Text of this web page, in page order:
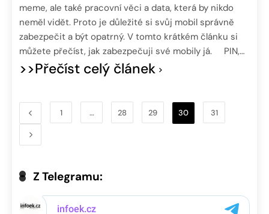
meme, ale také pracovní věci a data, která by nikdo
neměl vidět. Proto je důležité si svůj mobil správně
zabezpečit a být opatrný. V tomto krátkém článku si
můžete přečíst, jak zabezpečuji své mobily já. PIN,…
>>Přečíst celý článek
1 … 28 29 30 31
Z Telegramu: